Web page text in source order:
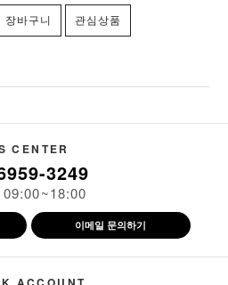
장바구니 관심상품
CENTER
3249
09:00~18:00
이메일 문의하기